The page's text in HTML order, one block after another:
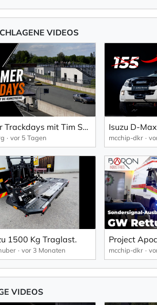
VIDEOS
Oldtimer Trackdays mit Tim Schrick am BILSTER BERG
vor 5 Tagen mcchip-dkr
1500 Kg Traglast.
vor 3 Monaten mcchip-dkr
VIDEOS